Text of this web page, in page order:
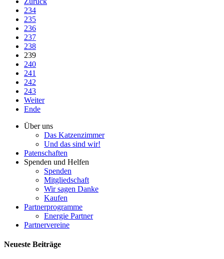
234
235
236
237
238
239
240
241
242
243
Weiter
Ende
Über uns
Das Katzenzimmer
Und das sind wir!
Patenschaften
Spenden und Helfen
Spenden
Mitgliedschaft
Wir sagen Danke
Kaufen
Partnerprogramme
Energie Partner
Partnervereine
Neueste Beiträge